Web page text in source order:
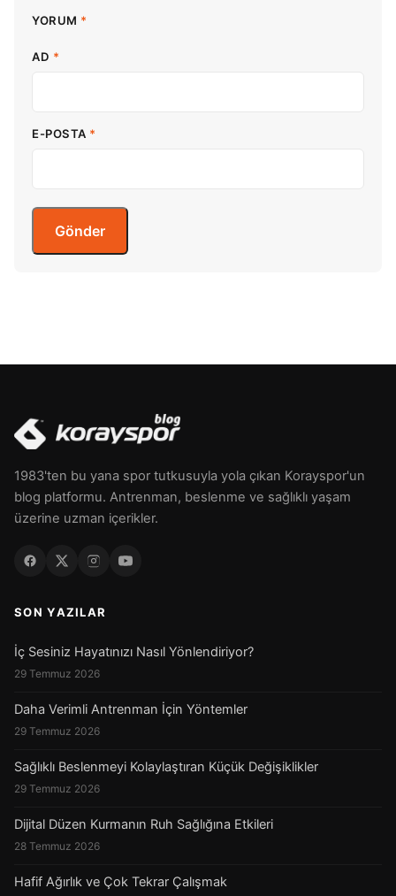
YORUM *
AD *
E-POSTA *
1983'ten bu yana spor tutkusuyla yola çıkan Korayspor'un
blog platformu. Antrenman, beslenme ve sağlıklı yaşam
üzerine uzman içerikler.
SON YAZILAR
İç Sesiniz Hayatınızı Nasıl Yönlendiriyor?
29 Temmuz 2026
Daha Verimli Antrenman İçin Yöntemler
29 Temmuz 2026
Sağlıklı Beslenmeyi Kolaylaştıran Küçük Değişiklikler
29 Temmuz 2026
Dijital Düzen Kurmanın Ruh Sağlığına Etkileri
28 Temmuz 2026
Hafif Ağırlık ve Çok Tekrar Çalışmak